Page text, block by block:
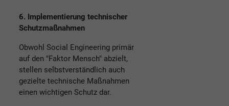
6. Implementierung technischer
Schutzmaßnahmen
Obwohl Social Engineering primär
auf den "Faktor Mensch" abzielt,
stellen selbstverständlich auch
gezielte technische Maßnahmen
einen wichtigen Schutz dar.